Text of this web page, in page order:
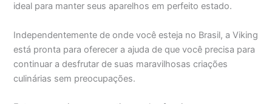
ideal para manter seus aparelhos em perfeito estado.
Independentemente de onde você esteja no Brasil, a Viking
está pronta para oferecer a ajuda de que você precisa para
continuar a desfrutar de suas maravilhosas criações
culinárias sem preocupações.